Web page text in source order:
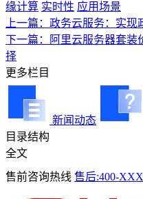
缘计算 实时性 应用场景
上一篇：政务云服务：实
下一篇：阿里云服务器套装
择
更多栏目
新闻动态
目录结构
全文
售前咨询热线 售后:400-